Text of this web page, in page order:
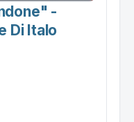
-
Di Italo